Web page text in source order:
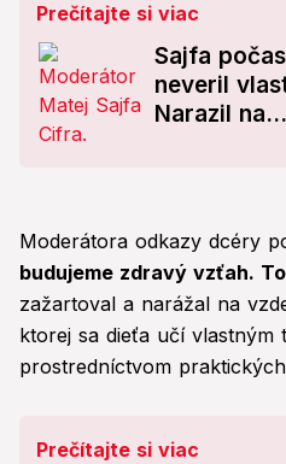
Prečítajte si viac
Sajfa
neveril
Narazil
Moderátora odkazy dcéry
budujeme zdravý vzťah.
zažartoval a narážal na
ktorej sa dieťa učí vlastným
prostredníctvom
Prečítajte si viac